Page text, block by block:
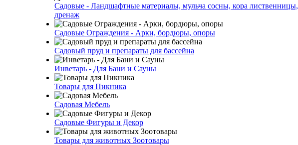
Садовые - Ландшафтные материалы, мульча сосны, кора лиственницы,
дренаж
Садовые Ограждения - Арки, бордюры, опоры
Садовый пруд и препараты для бассейна
Инветарь - Для Бани и Сауны
Товары для Пикника
Садовая Мебель
Садовые Фигуры и Декор
Товары для животных Зоотовары